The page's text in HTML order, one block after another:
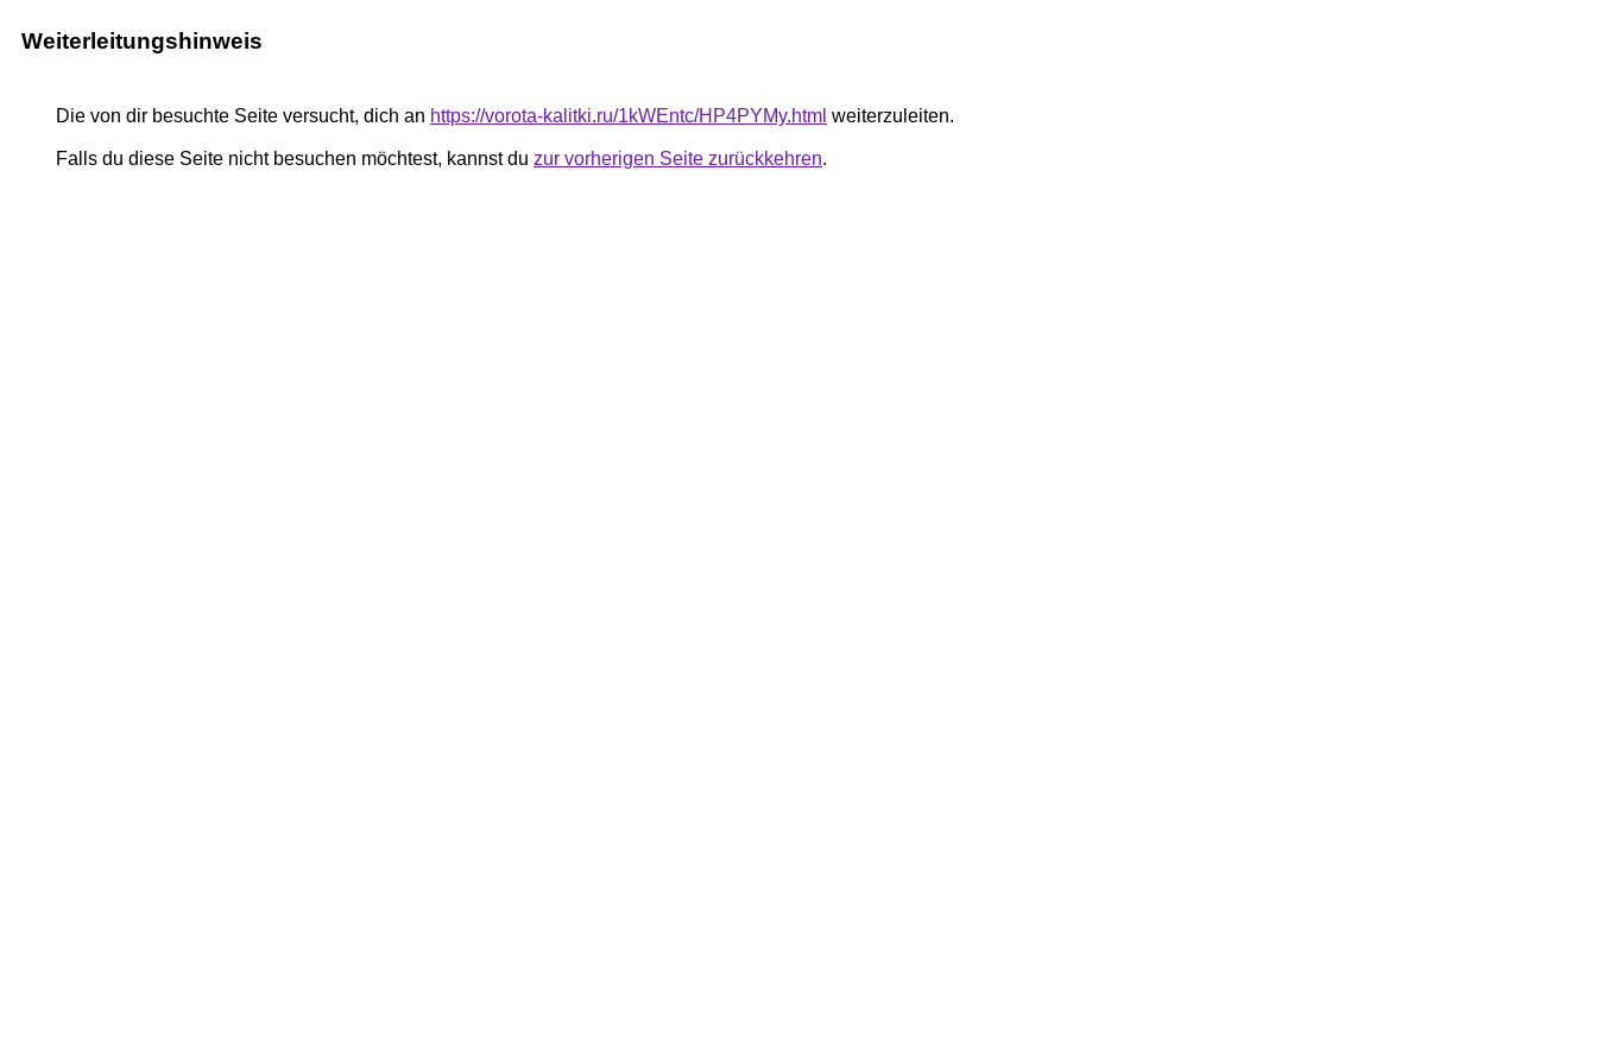
Weiterleitungshinweis
Die von dir besuchte Seite versucht, dich an https://vorota-kalitki.ru/1kWEntc/HP4PYMy.html weiterzuleiten.
Falls du diese Seite nicht besuchen möchtest, kannst du zur vorherigen Seite zurückkehren.